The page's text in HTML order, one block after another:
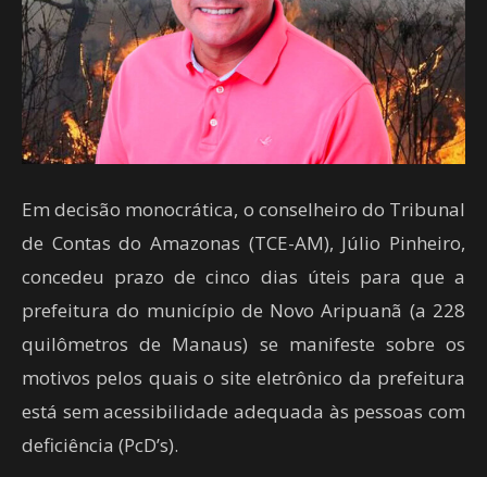
Em decisão monocrática, o conselheiro do Tribunal
de Contas do Amazonas (TCE-AM), Júlio Pinheiro,
concedeu prazo de cinco dias úteis para que a
prefeitura do município de Novo Aripuanã (a 228
quilômetros de Manaus) se manifeste sobre os
motivos pelos quais o site eletrônico da prefeitura
está sem acessibilidade adequada às pessoas com
deficiência (PcD’s).